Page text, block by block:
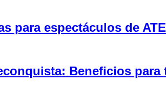
para espectáculos de
Beneficios